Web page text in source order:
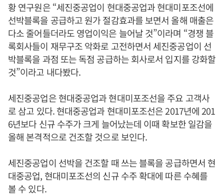
황 연구원은 “세진중공업이 현대중공업과 현대미포조선에
선박블록을 공급하고 원가 절감효과를 보면서 올해 매출은
다소 줄어들더라도 영업이익은 늘어날 것”이라며 “경쟁 블
록회사들이 재무구조 악화로 고전하면서 세진중공업이 선
박블록을 과점 또는 독점 공급하는 회사로서 입지를 강화할
것”이라고 내다봤다.
세진중공업은 현대중공업과 현대미포조선을 주요 고객사
로 삼고 있다. 현대중공업과 현대미포조선은 2017년에 201
6년보다 신규 수주가 크게 늘어났는데 이때 확보한 일감을
올해 본격적으로 건조할 것으로 보인다.
세진중공업이 선박을 건조할 때 쓰는 블록을 공급하면서 현
대중공업, 현대미포조선의 신규 수주 확대에 따른 수혜를
볼 수 있다.